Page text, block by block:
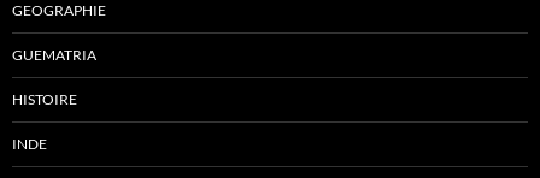
GEOGRAPHIE
GUEMATRIA
HISTOIRE
INDE